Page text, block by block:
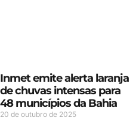
Inmet emite alerta laranja
de chuvas intensas para
48 municípios da Bahia
20 de outubro de 2025